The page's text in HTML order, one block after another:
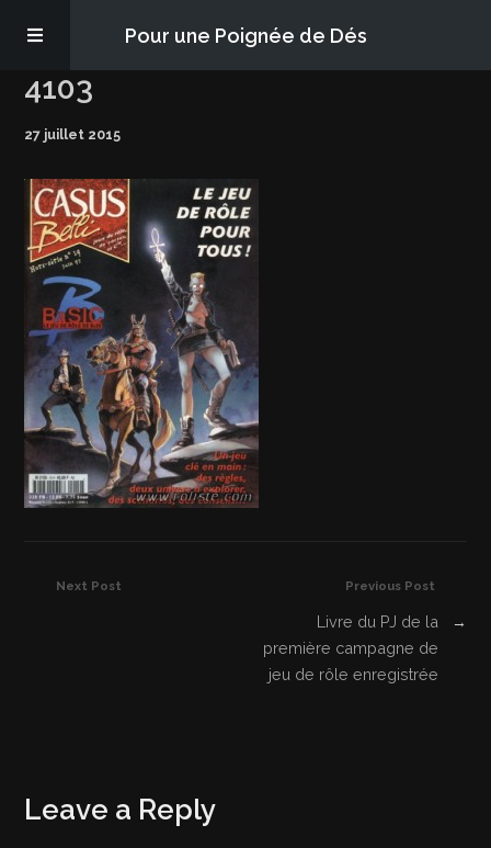
Pour une Poignée de Dés
Les épisodes
S’abonner
Blog
À propos
4103
27 juillet 2015
Previous Post
Livre du PJ de la
première campagne de
jeu de rôle enregistrée
→
Next Post
Leave a Reply